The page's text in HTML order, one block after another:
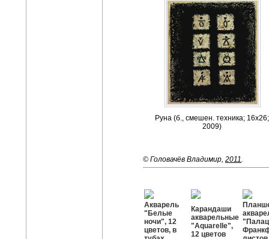
Руна (б., смешен. техника; 16х26;
2009)
© Головачёв Владимир, 2011.
Акварель
"Белые
ночи", 12
цветов, в
Карандаши
акварельные
"Aquarelle",
12 цветов